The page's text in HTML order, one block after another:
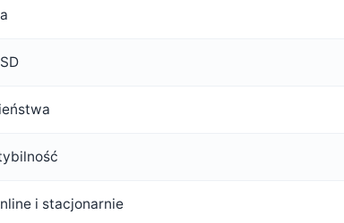
i stacjonarnie